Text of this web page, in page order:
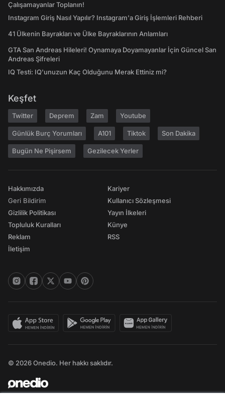
Çalışamayanlar Toplanın!
Instagram Giriş Nasıl Yapılır? Instagram'a Giriş İşlemleri Rehberi
41 Ülkenin Bayrakları ve Ülke Bayraklarının Anlamları
GTA San Andreas Hileleri! Oynamaya Doyamayanlar İçin Güncel San
Andreas Şifreleri
IQ Testi: IQ'unuzun Kaç Olduğunu Merak Ettiniz mi?
Keşfet
Twitter Deprem Zam Youtube
Günlük Burç Yorumları A101 Tiktok Son Dakika
Bugün Ne Pişirsem Gezilecek Yerler
Hakkımızda
Geri Bildirim
Gizlilik Politikası
Topluluk Kuralları
Reklam
İletişim
Kariyer
Kullanıcı Sözleşmesi
Yayın İlkeleri
Künye
RSS
© 2026 Onedio. Her hakkı saklıdır.